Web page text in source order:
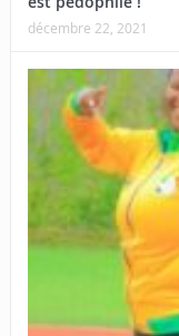
décembre 22, 2021